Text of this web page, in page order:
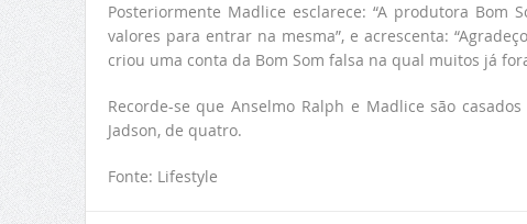
Posteriormente Madlice esclarece: “A produtora
valores para entrar na mesma”, e acrescenta:
criou uma conta da Bom Som falsa na qual muitos já
Recorde-se que Anselmo Ralph e Madlice são
Jadson, de quatro.
Fonte: Lifestyle